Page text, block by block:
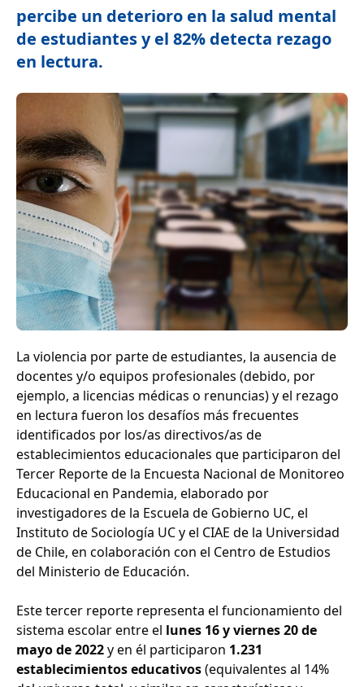
percibe un deterioro en la salud mental
de estudiantes y el 82% detecta rezago
en lectura.
La violencia por parte de estudiantes, la ausencia de
docentes y/o equipos profesionales (debido, por
ejemplo, a licencias médicas o renuncias) y el rezago
en lectura fueron los desafíos más frecuentes
identificados por los/as directivos/as de
establecimientos educacionales que participaron del
Tercer Reporte de la Encuesta Nacional de Monitoreo
Educacional en Pandemia, elaborado por
investigadores de la Escuela de Gobierno UC, el
Instituto de Sociología UC y el CIAE de la Universidad
de Chile, en colaboración con el Centro de Estudios
del Ministerio de Educación.
Este tercer reporte representa el funcionamiento del
sistema escolar entre el lunes 16 y viernes 20 de
mayo de 2022y en él participaron 1.231
establecimientos educativos(equivalentes al 14%